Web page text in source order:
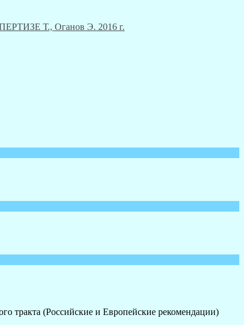
Т., Оганов Э. 2016 г.
тракта (Российские и Европейские рекомендации)